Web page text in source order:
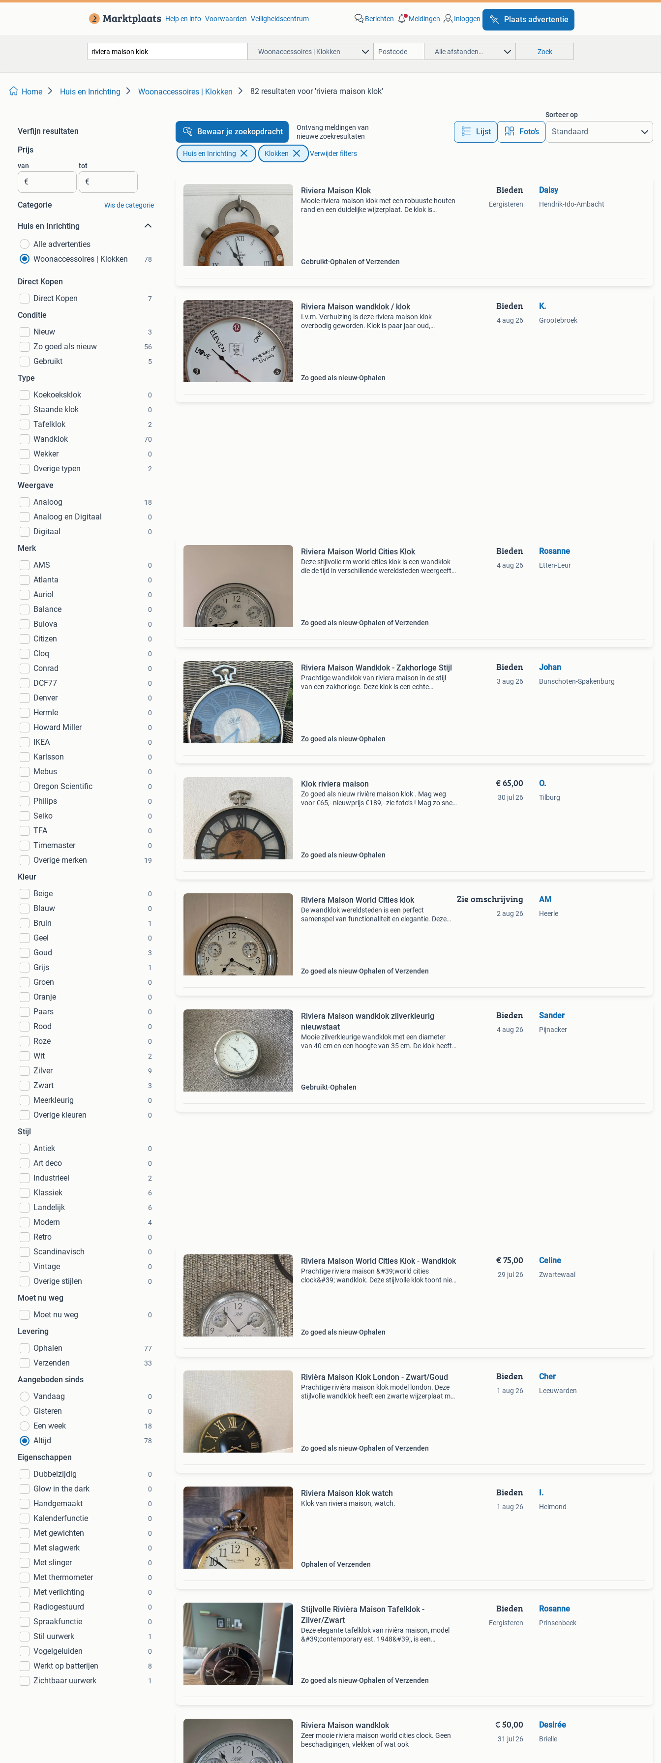
Help en info Voorwaarden Veiligheidscentrum Berichten Meldingen Inloggen Plaats advertentie
Woonaccessoires | Klokken Alle afstanden… Zoek
Home Huis en Inrichting Woonaccessoires | Klokken 82 resultaten voor 'riviera maison klok'
Verfijn resultaten
Prijs
van
€
tot
€
Categorie Wis de categorie
Huis en Inrichting
Alle advertenties
Woonaccessoires | Klokken
78
Direct Kopen
Direct Kopen
7
Conditie
Nieuw
3
Zo goed als nieuw 56
Gebruikt 5
Type
Koekoeksklok
0
Staande klok 0
Tafelklok 2
Wandklok 70
Wekker 0
Overige typen 2
Weergave
Analoog
18
Analoog en Digitaal 0
Digitaal 0
Merk
AMS
0
Atlanta 0
Auriol 0
Balance 0
Bulova 0
Citizen 0
Cloq 0
Conrad 0
DCF77 0
Denver 0
Hermle 0
Howard Miller 0
IKEA 0
Karlsson 0
Mebus 0
Oregon Scientific 0
Philips 0
Seiko 0
TFA 0
Timemaster 0
Overige merken 19
Kleur
Beige
0
Blauw 0
Bruin 1
Geel 0
Goud 3
Grijs 1
Groen 0
Oranje 0
Paars 0
Rood 0
Roze 0
Wit 2
Zilver 9
Zwart 3
Meerkleurig 0
Overige kleuren 0
Stijl
Antiek
0
Art deco 0
Industrieel 2
Klassiek 6
Landelijk 6
Modern 4
Retro 0
Scandinavisch 0
Vintage 0
Overige stijlen 0
Moet nu weg
Moet nu weg
0
Levering
Ophalen
77
Verzenden 33
Aangeboden sinds
Vandaag
0
Gisteren 0
Een week 18
Altijd 78
Eigenschappen
Dubbelzijdig
0
Glow in the dark 0
Handgemaakt 0
Kalenderfunctie 0
Met gewichten 0
Met slagwerk 0
Met slinger 0
Met thermometer 0
Met verlichting 0
Radiogestuurd 0
Spraakfunctie 0
Stil uurwerk 1
Vogelgeluiden 0
Werkt op batterijen 8
Zichtbaar uurwerk 1
Bewaar je zoekopdracht
Ontvang meldingen van
nieuwe zoekresultaten
Lijst Foto’s
Sorteer op
Huis en Inrichting Klokken Verwijder filters
Riviera Maison Klok
Mooie riviera maison klok met een robuuste houten
rand en een duidelijke wijzerplaat. De klok is
Gebruikt Ophalen of Verzenden
Bieden
Eergisteren
Daisy
Hendrik-Ido-Ambacht
Riviera Maison wandklok / klok
I.v.m. Verhuizing is deze riviera maison klok
overbodig geworden. Klok is paar jaar oud,
Zo goed als nieuw Ophalen
Bieden
4 aug 26
K.
Grootebroek
Riviera Maison World Cities Klok
Deze stijlvolle rm world cities klok is een wandklok
die de tijd in verschillende wereldsteden weergeeft.
Zo goed als nieuw Ophalen of Verzenden
Bieden
4 aug 26
Rosanne
Etten-Leur
Riviera Maison Wandklok - Zakhorloge Stijl
Prachtige wandklok van riviera maison in de stijl
van een zakhorloge. Deze klok is een echte
Zo goed als nieuw Ophalen
Bieden
3 aug 26
Johan
Bunschoten-Spakenburg
Klok riviera maison
Zo goed als nieuw rivière maison klok . Mag weg
voor €65,- nieuwprijs €189,- zie foto’s ! Mag zo snel
Zo goed als nieuw Ophalen
€ 65,00
30 jul 26
O.
Tilburg
Riviera Maison World Cities klok
De wandklok wereldsteden is een perfect
samenspel van functionaliteit en elegantie. Deze
Zo goed als nieuw Ophalen of Verzenden
Zie omschrijving
2 aug 26
AM
Heerle
Riviera Maison wandklok zilverkleurig
nieuwstaat
Mooie zilverkleurige wandklok met een diameter
van 40 cm en een hoogte van 35 cm. De klok heeft
Gebruikt Ophalen
Bieden
4 aug 26
Sander
Pijnacker
Riviera Maison World Cities Klok - Wandklok
Prachtige riviera maison &#39;world cities
clock&#39; wandklok. Deze stijlvolle klok toont niet
Zo goed als nieuw Ophalen
€ 75,00
29 jul 26
Celine
Zwartewaal
Rivièra Maison Klok London - Zwart/Goud
Prachtige rivièra maison klok model london. Deze
stijlvolle wandklok heeft een zwarte wijzerplaat met
Zo goed als nieuw Ophalen of Verzenden
Bieden
1 aug 26
Cher
Leeuwarden
Riviera Maison klok watch
Klok van riviera maison, watch.
Ophalen of Verzenden
Bieden
1 aug 26
I.
Helmond
Stijlvolle Rivièra Maison Tafelklok -
Zilver/Zwart
Deze elegante tafelklok van rivièra maison, model
&#39;contemporary est. 1948&#39;, is een
Zo goed als nieuw Ophalen of Verzenden
Bieden
Eergisteren
Rosanne
Prinsenbeek
Riviera Maison wandklok
Zeer mooie riviera maison world cities clock. Geen
beschadigingen, vlekken of wat ook
€ 50,00
31 jul 26
Desirée
Brielle